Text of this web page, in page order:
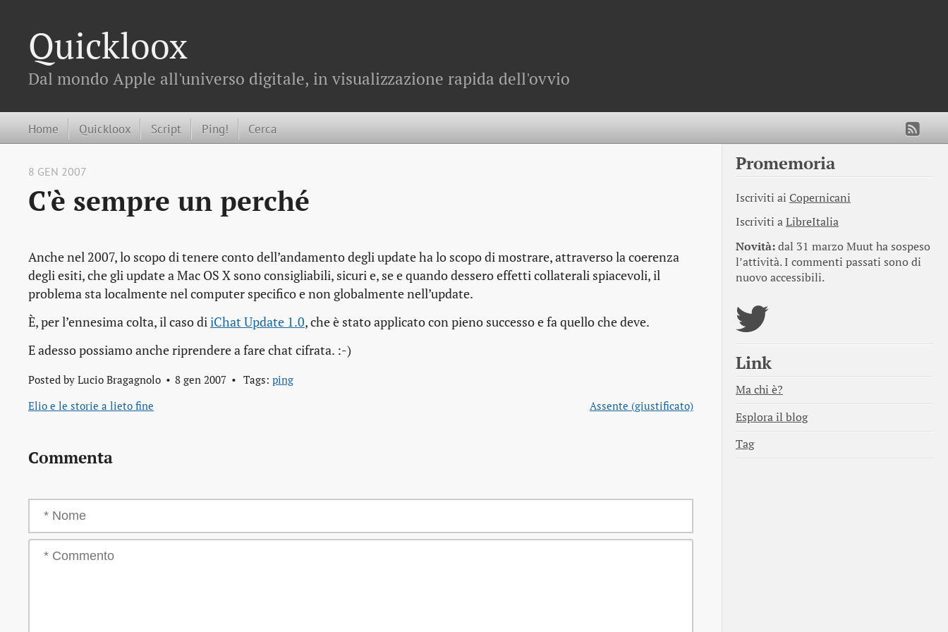
Quickloox
Dal mondo Apple all'universo digitale, in visualizzazione rapida dell'ovvio
Home Quickloox Script Ping! Cerca
8 GEN 2007
C'è sempre un perché
Anche nel 2007, lo scopo di tenere conto dell’andamento degli update ha lo scopo di mostrare, attraverso la coerenza
degli esiti, che gli update a Mac OS X sono consigliabili, sicuri e, se e quando dessero effetti collaterali spiacevoli, il
problema sta localmente nel computer specifico e non globalmente nell’update.
È, per l’ennesima colta, il caso diiChat Update 1.0, che è stato applicato con pieno successo e fa quello che deve.
E adesso possiamo anche riprendere a fare chat cifrata. :-)
Posted by Lucio Bragagnolo 8 gen 2007 Tags: ping
Elio e le storie a lieto fine
Assente (giustificato)
Commenta
Promemoria
Iscriviti ai Copernicani
Iscriviti aLibreItalia
Novità:dal 31 marzo Muut ha sospeso
l’attività. I commenti passati sono di
nuovo accessibili.
Link
Ma chi è?
Esplora il blog
Tag